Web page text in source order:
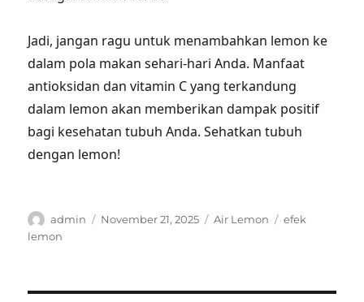
Jadi, jangan ragu untuk menambahkan lemon ke
dalam pola makan sehari-hari Anda. Manfaat
antioksidan dan vitamin C yang terkandung
dalam lemon akan memberikan dampak positif
bagi kesehatan tubuh Anda. Sehatkan tubuh
dengan lemon!
Author
admin
Posted
November 21, 2025 Categories
Air Lemon Tags
efek
lemon